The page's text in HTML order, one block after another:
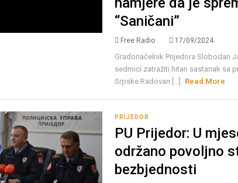
“Saničani”
Free Radio 17/09/2024
Gradonačelnik Prijedora Slobodan
sedmici zatražiti hitan sastanak sa
Srpske Radovan [...]
Read More
PRIJEDOR
PU Prijedor: U
održano povoljno
bezbjednosti